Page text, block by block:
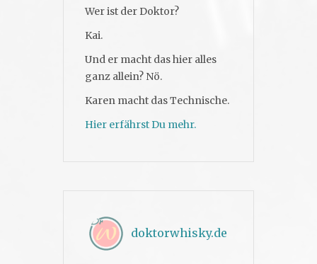
Wer ist der Doktor?
Kai.
Und er macht das hier alles
ganz allein? Nö.
Karen macht das Technische.
Hier erfährst Du mehr.
doktorwhisky.de